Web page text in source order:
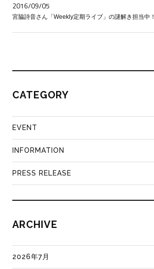
2016/09/05
宮脇詩音さん「Weekly定期ライブ」の謎解き担当中！
CATEGORY
EVENT
INFORMATION
PRESS RELEASE
ARCHIVE
2026年7月